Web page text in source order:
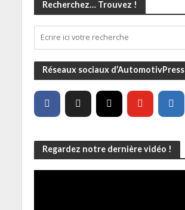
Recherchez… Trouvez !
Réseaux sociaux d’AutomotivPress
Regardez notre dernière vidéo !